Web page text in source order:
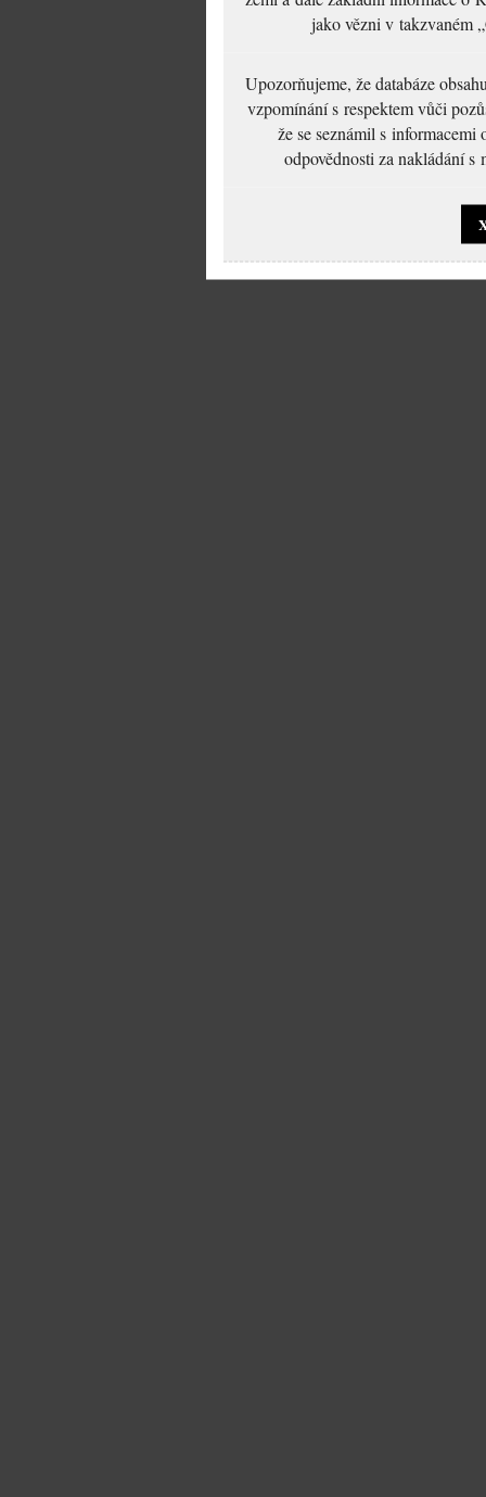
jako vězni v takzvaném
Upozorňujeme, že databáze
vzpomínání s respektem vůči
že se seznámil s
odpovědnosti za nakládání